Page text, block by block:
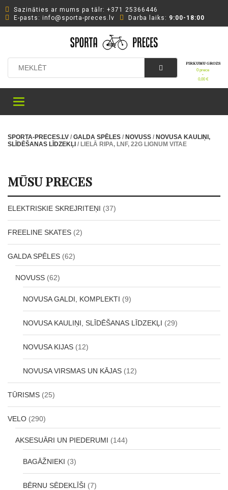
Sazināties ar mums pa tālr: +371 25366446
Е-pasts: info@sporta-preces.lv
Darba laiks: 9:00-18:00
PIRKUMU GROZS
0 prece
-
0,00€
Toggle
SPORTA-PRECES.LV / GALDA SPĒLES / NOVUSS / NOVUSA KAULIŅI,
SLĪDĒŠANAS LĪDZEKĻI / LIELĀ RIPA, LNF, 22G LIGNUM VITAE
MŪSU PRECES
ELEKTRISKIE SKREJRITEŅI (37)
FREELINE SKATES (2)
GALDA SPĒLES (62)
NOVUSS (62)
NOVUSA GALDI, KOMPLEKTI (9)
NOVUSA KAULIŅI, SLĪDĒŠANAS LĪDZEKĻI (29)
NOVUSA KIJAS (12)
NOVUSA VIRSMAS UN KĀJAS (12)
TŪRISMS (25)
VELO (290)
AKSESUĀRI UN PIEDERUMI (144)
BAGĀŽNIEKI (3)
BĒRNU SĒDEKLĪŠI (7)